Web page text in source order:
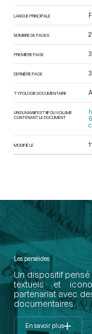
LANGUE PRINCIPALE
NOMBRE DE PAGES 2
PREMIÈRE PAGE
DERNIÈRE PAGE
TYPOLOGIE DOCUMENTAIRE
URI DU MANIFEST IIIF DU VOLUME
CONTENANT LE DOCUMENT
MODIFIÉ LE
Les perséides
Un dispositif
textuels et
partenariat avec
documentaires.
En savoir plus